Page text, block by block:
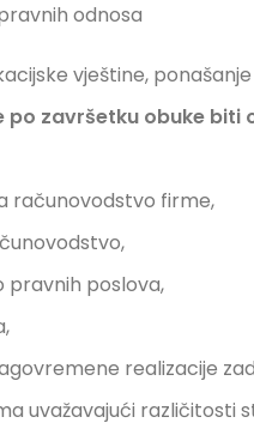
odnosa
vještine,
završetku obuke biti
računovodstvo firme,
pravnih poslova,
realizacije
uvažavajući različitosti